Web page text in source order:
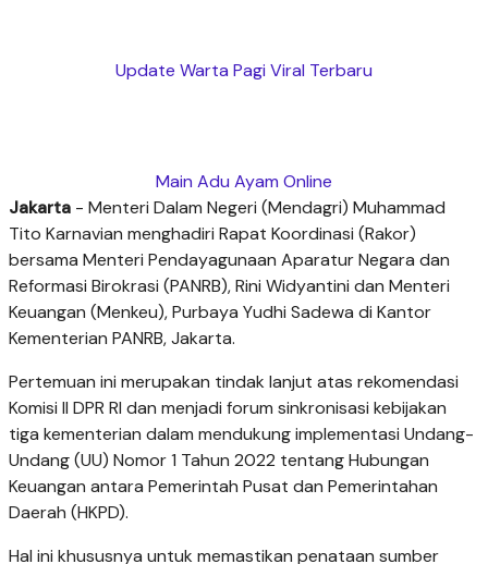
Update Warta Pagi Viral Terbaru
Main Adu Ayam Online
Jakarta - Menteri Dalam Negeri (Mendagri) Muhammad
Tito Karnavian menghadiri Rapat Koordinasi (Rakor)
bersama Menteri Pendayagunaan Aparatur Negara dan
Reformasi Birokrasi (PANRB), Rini Widyantini dan Menteri
Keuangan (Menkeu), Purbaya Yudhi Sadewa di Kantor
Kementerian PANRB, Jakarta.
Pertemuan ini merupakan tindak lanjut atas rekomendasi
Komisi II DPR RI dan menjadi forum sinkronisasi kebijakan
tiga kementerian dalam mendukung implementasi Undang-
Undang (UU) Nomor 1 Tahun 2022 tentang Hubungan
Keuangan antara Pemerintah Pusat dan Pemerintahan
Daerah (HKPD).
Hal ini khususnya untuk memastikan penataan sumber